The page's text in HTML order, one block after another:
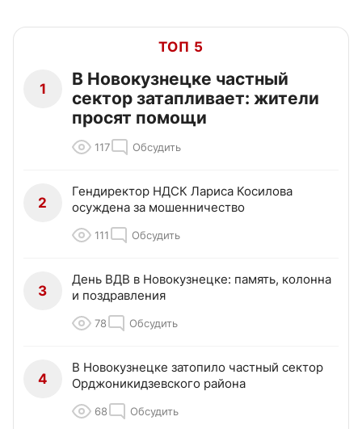
ТОП 5
1
В Новокузнецке частный
сектор затапливает: жители
просят помощи
117 Обсудить
2
Гендиректор НДСК Лариса Косилова
осуждена за мошенничество
111 Обсудить
3
День ВДВ в Новокузнецке: память, колонна
и поздравления
78 Обсудить
4
В Новокузнецке затопило частный сектор
Орджоникидзевского района
68 Обсудить